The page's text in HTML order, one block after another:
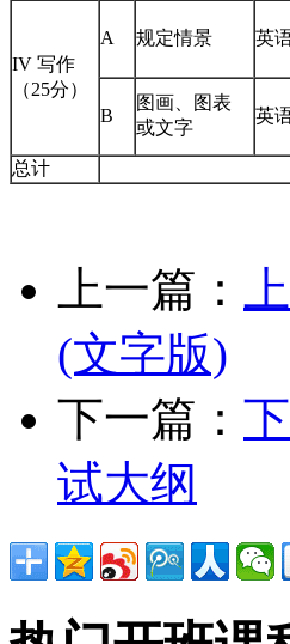
IV 写作
（25分）
A 规定情景 英
B
图画、图表
或文字
英
总计
上一篇：
(文字版)
下一篇：
试大纲